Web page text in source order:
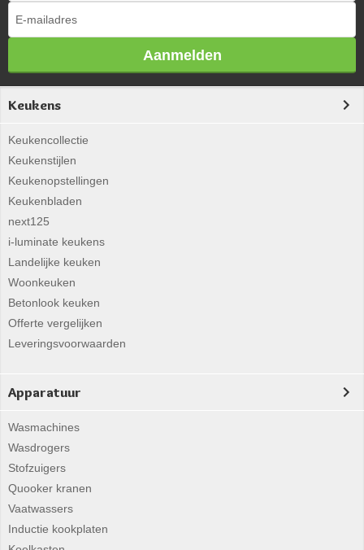
Aanmelden
Keukens
Keukencollectie
Keukenstijlen
Keukenopstellingen
Keukenbladen
next125
i-luminate keukens
Landelijke keuken
Woonkeuken
Betonlook keuken
Offerte vergelijken
Leveringsvoorwaarden
Apparatuur
Wasmachines
Wasdrogers
Stofzuigers
Quooker kranen
Vaatwassers
Inductie kookplaten